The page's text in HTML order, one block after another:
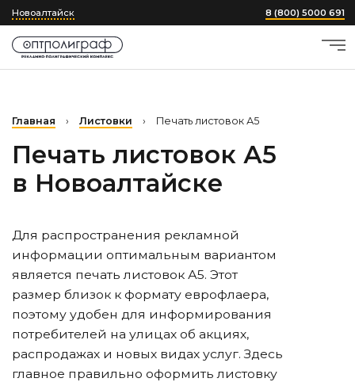
Новоалтайск 8 (800) 5000 691
Главная › Листовки › Печать листовок А5
Печать листовок А5
в Новоалтайске
Для распространения рекламной
информации оптимальным вариантом
является печать листовок А5. Этот
размер близок к формату еврофлаера,
поэтому удобен для информирования
потребителей на улицах об акциях,
распродажах и новых видах услуг. Здесь
главное правильно оформить листовку